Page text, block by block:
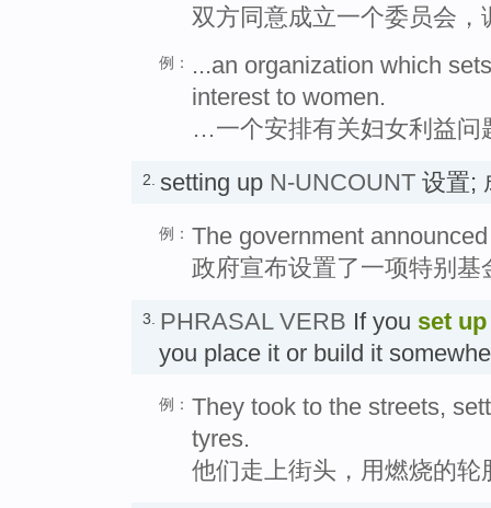
双方同意成立一个委员会，
例：
...an organization which
interest to women.
…一个安排有关妇女利益问
2. setting up N-UNCOUNT 设置;
例： The government
政府宣布设置了一项特别基
3. PHRASAL VERB If you set up
you place it or build it
例： They took to the streets,
tyres.
他们走上街头，用燃烧的轮